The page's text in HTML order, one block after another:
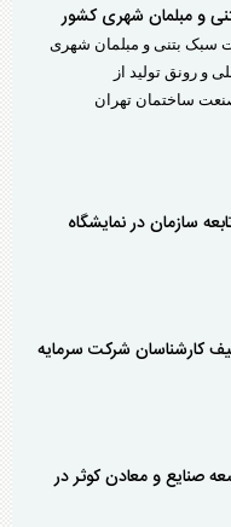
و مبلمان شهری کشور
سبک بتنی و مبلمان شهری
و رونق تولید از
ساختمان تهران
سازمان در نمایشگاه
کارشناسان شرکت سرمايه
صنايع و معادن کوثر در